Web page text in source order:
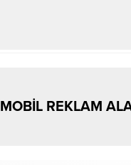
MOBİL REKLAM